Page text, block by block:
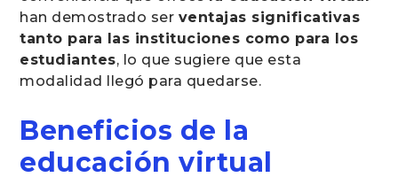
han demostrado ser ventajas significativas
tanto para las instituciones como para los
estudiantes, lo que sugiere que esta
modalidad llegó para quedarse.
Beneficios de la
educación virtual